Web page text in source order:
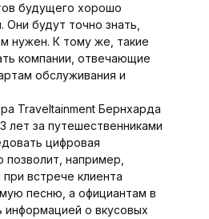
будущего хорошо
будут точно знать,
нужен. К тому же, такие
компании, отвечающие
обслуживания и
Traveltainment Бернхарда
лет за путешественниками
цифровая
позволит, например,
встрече клиента
песню, а официантам в
информацией о вкусовых